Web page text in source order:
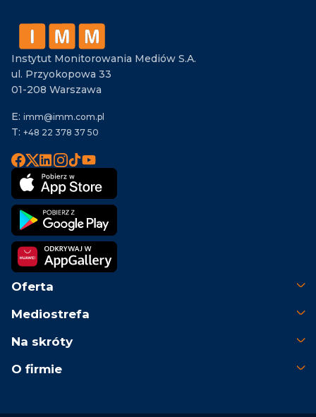
Instytut Monitorowania Mediów S.A.
ul. Przyokopowa 33
01-208 Warszawa
E: imm@imm.com.pl
T: +48 22 378 37 50
Oferta
Mediostrefa
Na skróty
O firmie